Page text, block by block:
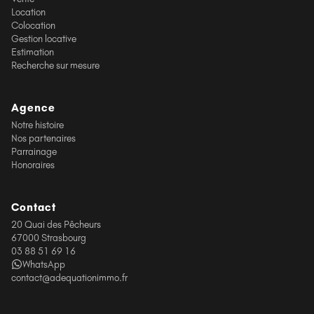
Location
Colocation
Gestion locative
Estimation
Recherche sur mesure
Agence
Notre histoire
Nos partenaires
Parrainage
Honoraires
Contact
20 Quai des Pêcheurs
67000 Strasbourg
03 88 51 69 16
WhatsApp
contact@adequationimmo.fr